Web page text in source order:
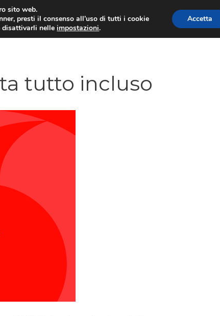
TARIFFE E PROMOZIONI
tutto incluso
sito web.
presti il consenso all’uso di tutti i cookie
disattivarli nelleimpostazioni.
Accetta